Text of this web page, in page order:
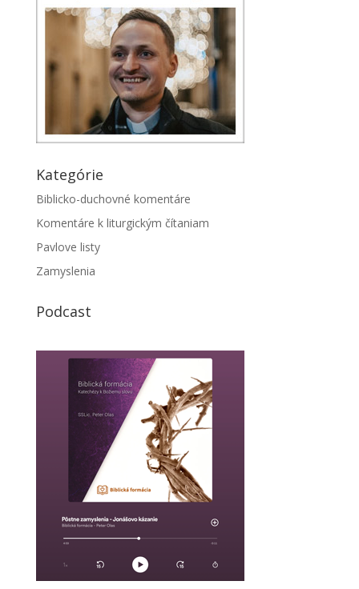
Kategórie
Biblicko-duchovné komentáre
Komentáre k liturgickým čítaniam
Pavlove listy
Zamyslenia
Podcast